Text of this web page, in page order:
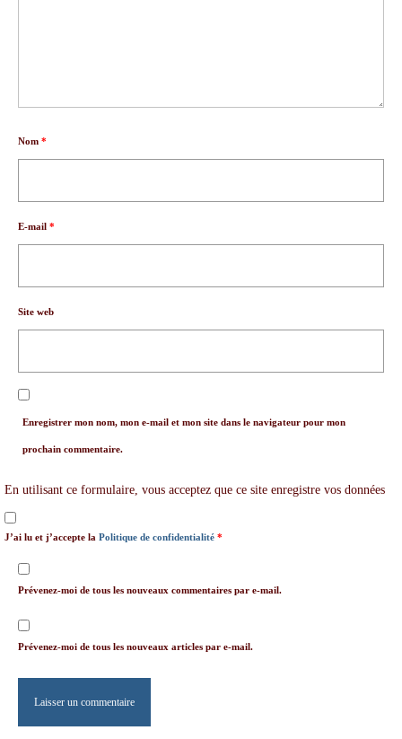
Nom *
E-mail *
Site web
Enregistrer mon nom, mon e-mail et mon site dans le navigateur pour mon
prochain commentaire.
En utilisant ce formulaire, vous acceptez que ce site enregistre vos données
J’ai lu et j’accepte la Politique de confidentialité *
Prévenez-moi de tous les nouveaux commentaires par e-mail.
Prévenez-moi de tous les nouveaux articles par e-mail.